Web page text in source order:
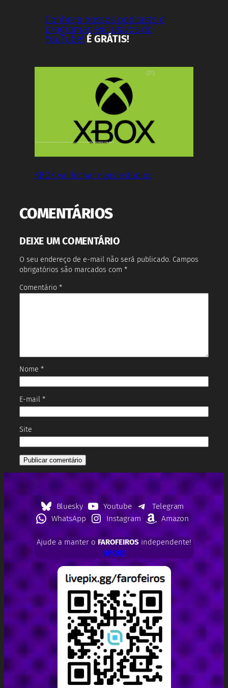
Conheça nossos podcasts e
programas exclusivos do
YouTube! É GRÁTIS!
XBOX vai fechar mais estúdios
COMENTÁRIOS
DEIXE UM COMENTÁRIO
O seu endereço de e-mail não será publicado. Campos
obrigatórios são marcados com *
Comentário *
Nome *
E-mail *
Site
Bluesky Youtube
Telegram
WhatsApp
Instagram Amazon
Ajude a manter o FAROFEIROSindependente!
APOIE!